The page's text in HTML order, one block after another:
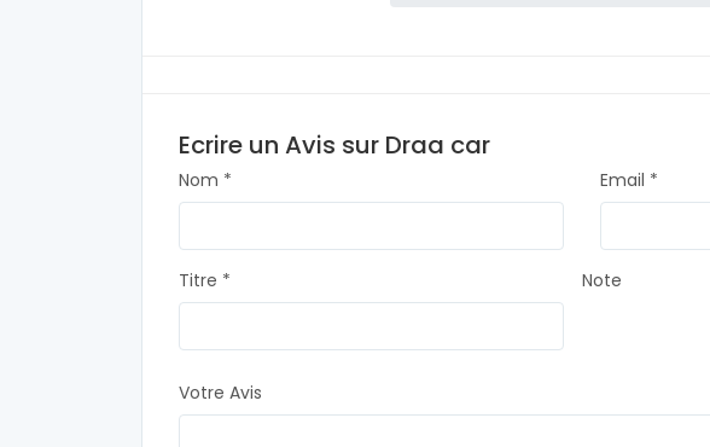
Ecrire un Avis sur Draa car
Nom * Email *
Titre * Note
Votre Avis